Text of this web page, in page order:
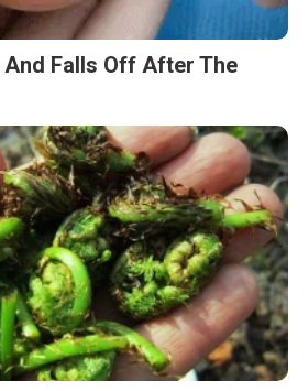
And Falls Off After The